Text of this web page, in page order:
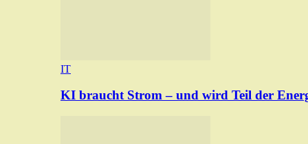
IT
KI braucht Strom – und wird Teil der